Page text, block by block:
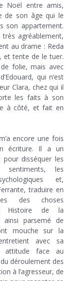
Noël entre amis,
de son âge qui le
son appartement.
agréablement,
au drame : Reda
et tente de le tuer.
folie, mais avec
qui n’est
Clara, chez qui il
les faits à son
à côté, et fait en
encore une fois
écriture. Il a un
disséquer les
sentiments, les
et,
traduire en
des choses
Histoire de la
parsemé de
mouche sur la
avec sa
face au
déroulement des
à l’agresseur, de